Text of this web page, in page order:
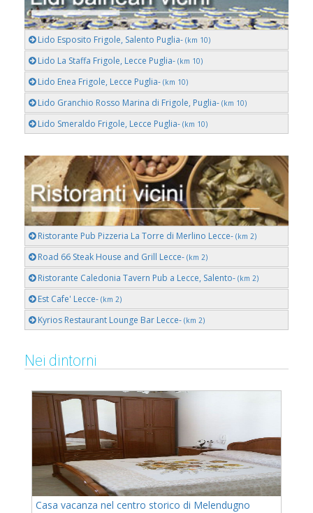
Lido Esposito Frigole, Salento Puglia- (km 10)
Lido La Staffa Frigole, Lecce Puglia- (km 10)
Lido Enea Frigole, Lecce Puglia- (km 10)
Lido Granchio Rosso Marina di Frigole, Puglia- (km 10)
Lido Smeraldo Frigole, Lecce Puglia- (km 10)
Ristorante Pub Pizzeria La Torre di Merlino Lecce- (km 2)
Road 66 Steak House and Grill Lecce- (km 2)
Ristorante Caledonia Tavern Pub a Lecce, Salento- (km 2)
Est Cafe' Lecce- (km 2)
Kyrios Restaurant Lounge Bar Lecce- (km 2)
Nei dintorni
Casa vacanza nel centro storico di Melendugno